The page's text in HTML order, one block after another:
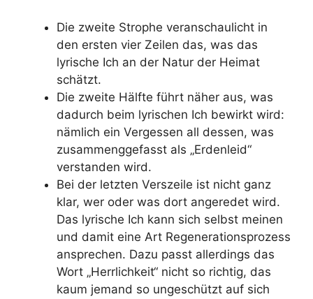
Die zweite Strophe veranschaulicht in
den ersten vier Zeilen das, was das
lyrische Ich an der Natur der Heimat
schätzt.
Die zweite Hälfte führt näher aus, was
dadurch beim lyrischen Ich bewirkt wird:
nämlich ein Vergessen all dessen, was
zusammenggefasst als „Erdenleid“
verstanden wird.
Bei der letzten Verszeile ist nicht ganz
klar, wer oder was dort angeredet wird.
Das lyrische Ich kann sich selbst meinen
und damit eine Art Regenerationsprozess
ansprechen. Dazu passt allerdings das
Wort „Herrlichkeit“ nicht so richtig, das
kaum jemand so ungeschützt auf sich